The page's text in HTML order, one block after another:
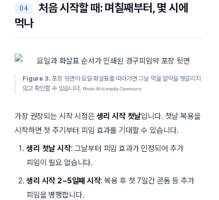
처음 시작할 때: 며칠째부터, 몇 시에
먹나
Figure 3. 포장 뒷면의 요일·화살표를 따라가면 그날 먹을 알약을 헷갈리지
않고 확인할 수 있습니다. Photo: Wikimedia Commons
가장 권장되는 시작 시점은 생리 시작 첫날입니다. 첫날 복용을
시작하면 첫 주기부터 피임 효과를 기대할 수 있습니다.
생리 첫날 시작: 그날부터 피임 효과가 인정되어 추가
피임이 필요 없습니다.
생리 시작 2~5일째 시작: 복용 후 첫 7일간콘돔 등 추가
피임을 병행합니다.